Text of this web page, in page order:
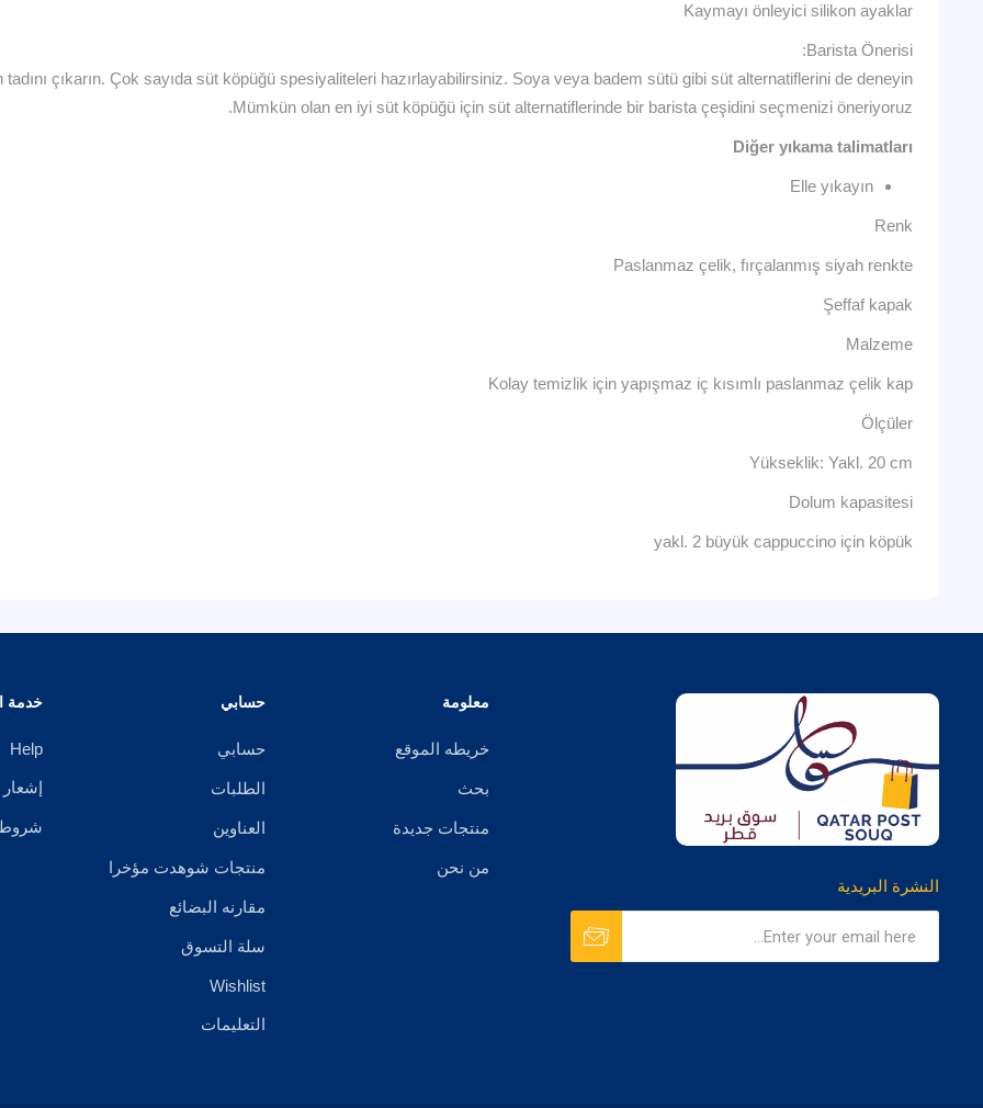
Kaymayı önleyici silikon ayaklar
Barista Önerisi:
çıkarın. Çok sayıda süt köpüğü spesiyaliteleri hazırlayabilirsiniz. Soya veya badem sütü gibi süt alternatiflerini de deneyin.
Mümkün olan en iyi süt köpüğü için süt alternatiflerinde bir barista çeşidini seçmenizi öneriyoruz.
Diğer yıkama talimatları
Elle yıkayın
Renk
Paslanmaz çelik, fırçalanmış siyah renkte
Şeffaf kapak
Malzeme
Kolay temizlik için yapışmaz iç kısımlı paslanmaz çelik kap
Ölçüler
Yükseklik: Yakl. 20 cm
Dolum kapasitesi
yakl. 2 büyük cappuccino için köpük
النشرة البريدية
معلومة
خريطه الموقع
بحث
منتجات جديدة
من نحن
حسابي
حسابي
الطلبات
العناوين
منتجات شوهدت مؤخرا
مقارنه البضائع
سلة التسوق
Wishlist
التعليمات
خدمة
Help
شروط